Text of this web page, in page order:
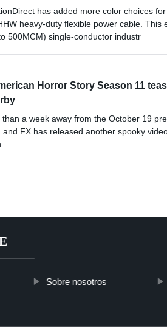
has added more color choices
heavy-duty flexible power cable. This
500MCM) single-conductor industr
Horror Story Season 11
than a week away from the October 19
and FX has released another spooky
Sobre nosotros